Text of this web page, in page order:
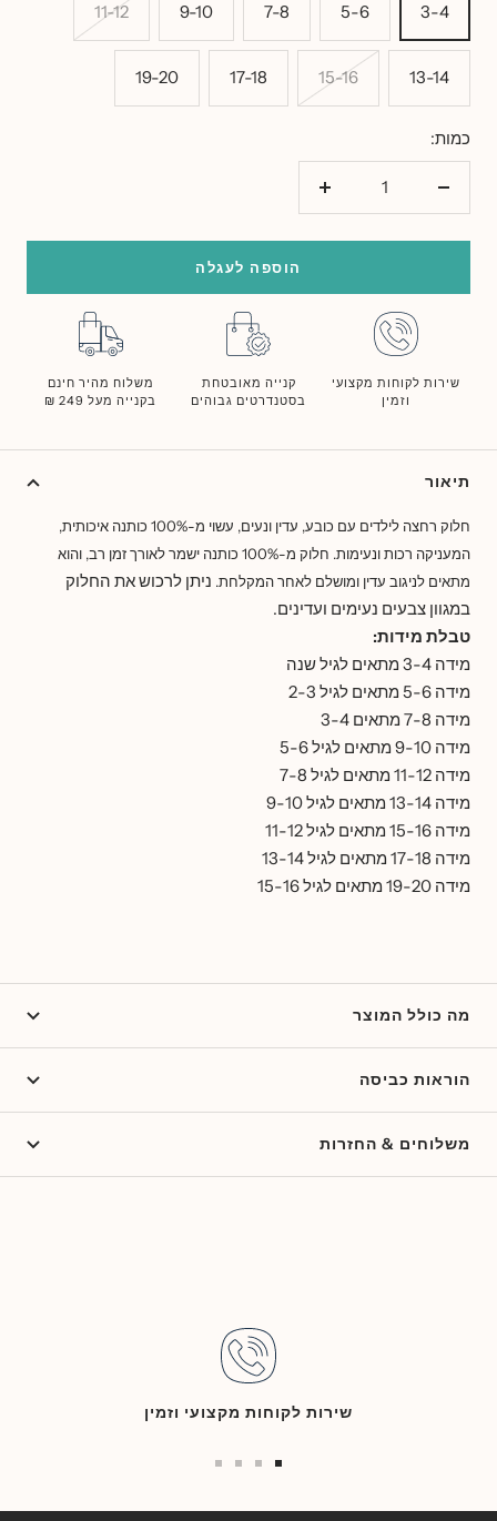
3-4
5-6
7-8
9-10
11-12
13-14
15-16
17-18
19-20
כמות:
הוסף
הוספה לעגלה
שירות לקוחות מקצועי
וזמין
קנייה מאובטחת
בסטנדרטים גבוהים
משלוח מהיר חינם
בקנייה מעל 249 ₪
תיאור
חלוק רחצה לילדים עם כובע, עדין ונעים, עשוי מ-100% כותנה איכותית,
המעניקה רכות ונעימות. חלוק מ-100% כותנה ישמר לאורך זמן רב, והוא
מתאים לניגוב עדין ומושלם לאחר המקלחת. ניתן לרכוש את החלוק
במגוון צבעים נעימים ועדינים.
טבלת מידות:
מידה 3-4 מתאים לגיל שנה
מידה 5-6 מתאים לגיל 2-3
מידה 7-8 מתאים 3-4
מידה 9-10 מתאים לגיל 5-6
מידה 11-12 מתאים לגיל 7-8
מידה 13-14 מתאים לגיל 9-10
מידה 15-16 מתאים לגיל 11-12
מידה 17-18 מתאים לגיל 13-14
מידה 19-20 מתאים לגיל 15-16
מה כולל המוצר
הוראות כביסה
משלוחים & החזרות
שירות לקוחות מקצועי וזמין